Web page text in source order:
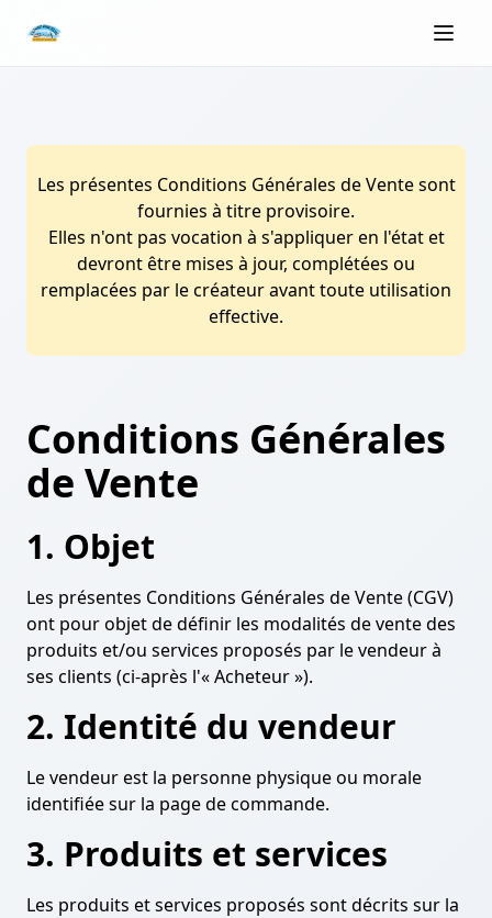
Les présentes Conditions Générales de Vente sont
fournies à titre provisoire.
Elles n'ont pas vocation à s'appliquer en l'état et
devront être mises à jour, complétées ou
remplacées par le créateur avant toute utilisation
effective.
Conditions Générales
de Vente
1. Objet
Les présentes Conditions Générales de Vente (CGV)
ont pour objet de définir les modalités de vente des
produits et/ou services proposés par le vendeur à
ses clients (ci-après l'« Acheteur »).
2. Identité du vendeur
Le vendeur est la personne physique ou morale
identifiée sur la page de commande.
3. Produits et services
Les produits et services proposés sont décrits sur la